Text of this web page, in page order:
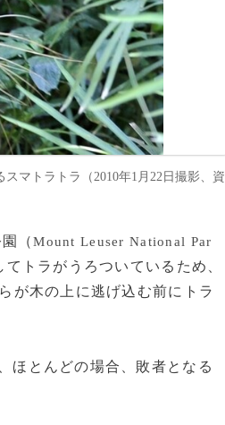
マトラトラ（2010年1月22日撮影、資
園（Mount Leuser National Par
トラがうろついているため、
が木の上に逃げ込む前にトラ
ほとんどの場合、敗者となる